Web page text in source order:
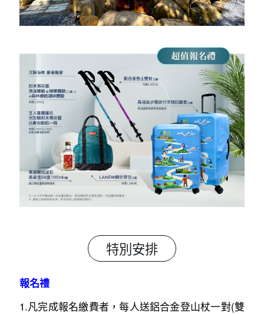
特別安排
報名禮
1.凡完成報名繳費者，每人送鋁合金登山杖一對(雙